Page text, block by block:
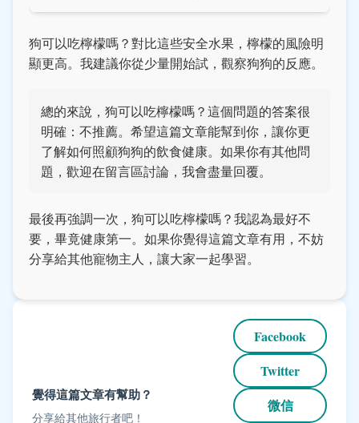
狗可以吃檸檬嗎？對比這些安全水果，檸檬的風險明
顯更高。我建議你從少量開始試，觀察狗狗的反應。
總的來說，狗可以吃檸檬嗎？這個問題的答案很
明確：不推薦。希望這篇文章能幫到你，讓你更
了解如何照顧狗狗的飲食健康。如果你有其他問
題，歡迎在留言區討論，我會盡量回覆。
最後再強調一次，狗可以吃檸檬嗎？我認為最好不
要，畢竟健康第一。如果你覺得這篇文章有用，不妨
分享給其他寵物主人，讓大家一起學習。
覺得這篇文章有幫助？
分享給其他旅行者吧！
Facebook
Twitter
微信